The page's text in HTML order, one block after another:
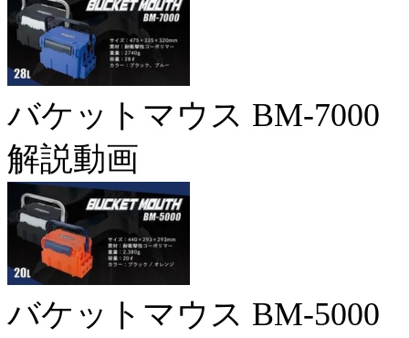
バケットマウス BM-7000
解説動画
バケットマウス BM-5000